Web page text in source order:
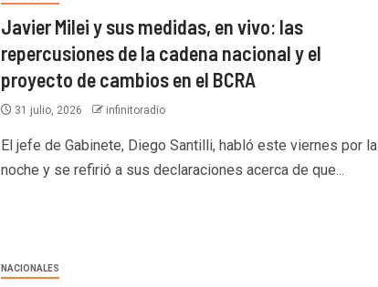
Javier Milei y sus medidas, en vivo: las
repercusiones de la cadena nacional y el
proyecto de cambios en el BCRA
31 julio, 2026 infinitoradio
El jefe de Gabinete, Diego Santilli, habló este viernes por la
noche y se refirió a sus declaraciones acerca de que...
NACIONALES